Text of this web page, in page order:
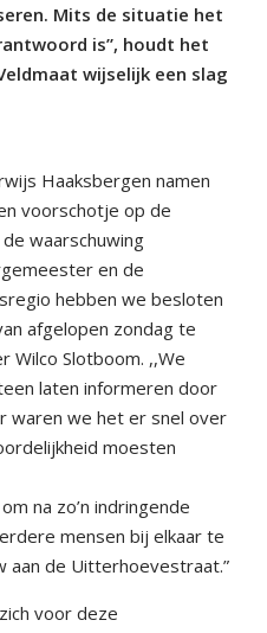
Mits de situatie het
is”, houdt het
wijselijk een slag
Haaksbergen namen
voorschotje op de
waarschuwing
en de
hebben we besloten
afgelopen zondag te
Wilco Slotboom. ,,We
laten informeren door
waren we het er snel over
moesten
na zo’n indringende
mensen bij elkaar te
aan de Uitterhoevestraat.”
voor deze